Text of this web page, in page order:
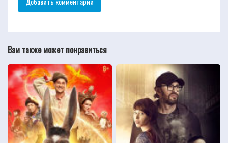
Вам также может понравиться